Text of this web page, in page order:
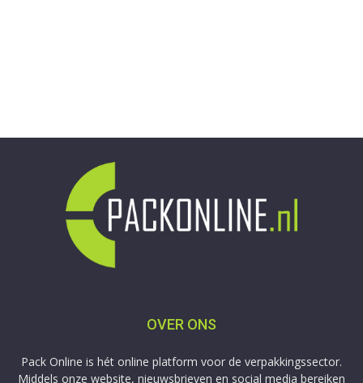
OVER ONS
Pack Online is hét online platform voor de verpakkingssector.
Middels onze website, nieuwsbrieven en social media bereiken